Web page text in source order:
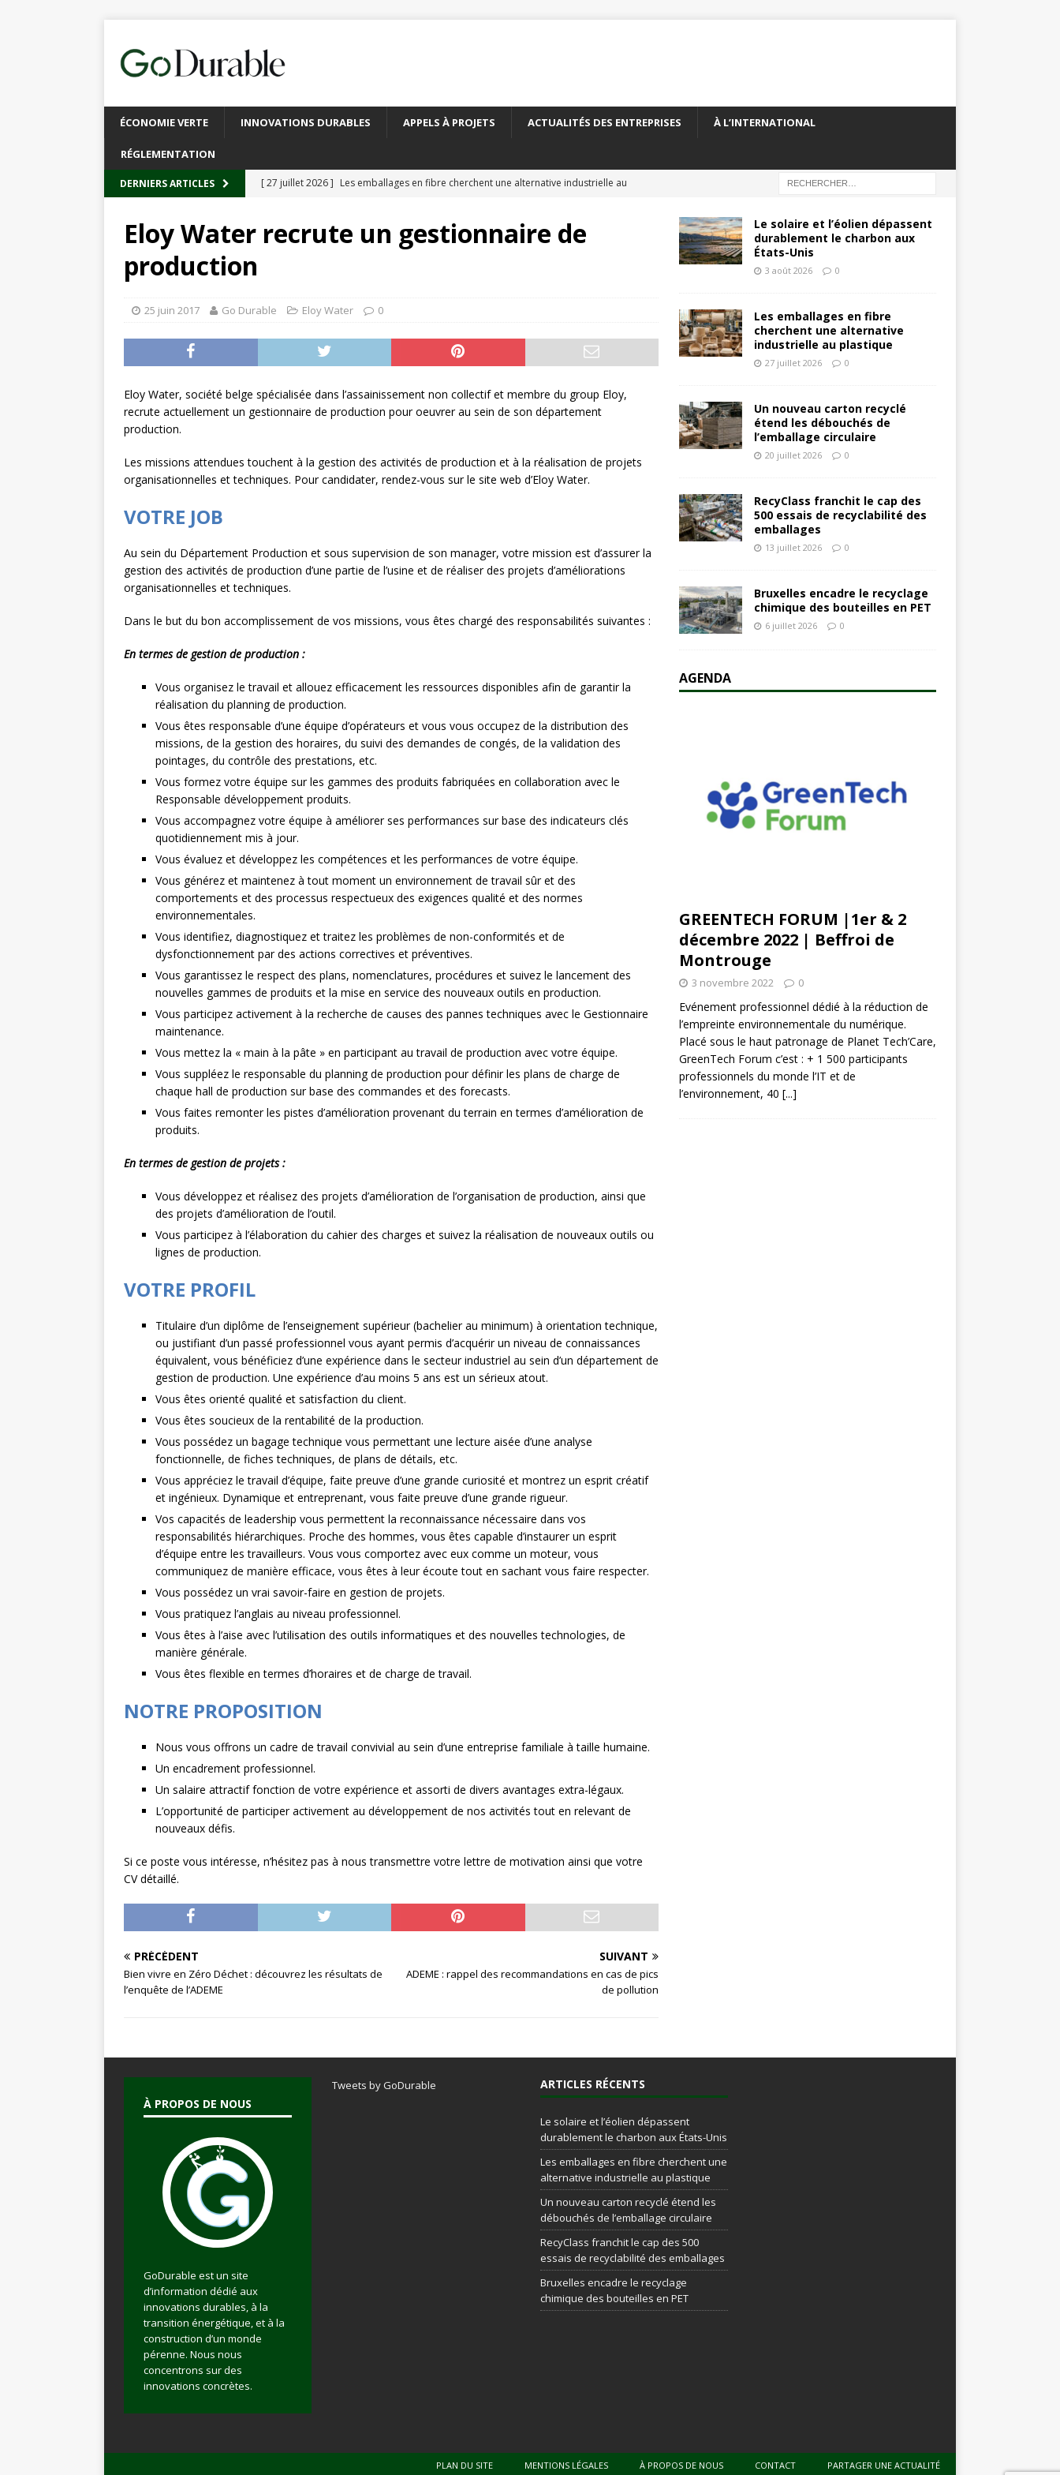
ÉCONOMIE VERTE INNOVATIONS DURABLES APPELS À PROJETS ACTUALITÉS DES ENTREPRISES À L’INTERNATIONAL
RÉGLEMENTATION
DERNIERS ARTICLES [ 27 juillet 2026 ] Les emballages en fibre cherchent une alternative industrielle au
[ 20 juillet 2026 ] Un nouveau carton recyclé étend les débouchés de l’emballage
emballages
ACTUALITÉS DES ENTREPRISES
[ 6 juillet 2026 ]
Bruxelles encadre le recyclage chimique des bouteilles en PET
L’INTERNATIONAL
[ 3 août 2026 ] Le solaire et l’éolien dépassent durablement le charbon aux États-Unis
Eloy Water recrute un gestionnaire de
production
25 juin 2017 Go Durable Eloy Water 0
Eloy Water, société belge spécialisée dans l’assainissement non collectif et membre du group Eloy,
recrute actuellement un gestionnaire de production pour oeuvrer au sein de son département
production.
Les missions attendues touchent à la gestion des activités de production et à la réalisation de projets
organisationnelles et techniques. Pour candidater, rendez-vous sur le site web d’Eloy Water.
VOTRE JOB
Au sein du Département Production et sous supervision de son manager, votre mission est d’assurer la
gestion des activités de production d’une partie de l’usine et de réaliser des projets d’améliorations
organisationnelles et techniques.
Dans le but du bon accomplissement de vos missions, vous êtes chargé des responsabilités suivantes :
En termes de gestion de production :
Vous organisez le travail et allouez efficacement les ressources disponibles afin de garantir la
réalisation du planning de production.
Vous êtes responsable d’une équipe d’opérateurs et vous vous occupez de la distribution des
missions, de la gestion des horaires, du suivi des demandes de congés, de la validation des
pointages, du contrôle des prestations, etc.
Vous formez votre équipe sur les gammes des produits fabriquées en collaboration avec le
Responsable développement produits.
Vous accompagnez votre équipe à améliorer ses performances sur base des indicateurs clés
quotidiennement mis à jour.
Vous évaluez et développez les compétences et les performances de votre équipe.
Vous générez et maintenez à tout moment un environnement de travail sûr et des
comportements et des processus respectueux des exigences qualité et des normes
environnementales.
Vous identifiez, diagnostiquez et traitez les problèmes de non-conformités et de
dysfonctionnement par des actions correctives et préventives.
Vous garantissez le respect des plans, nomenclatures, procédures et suivez le lancement des
nouvelles gammes de produits et la mise en service des nouveaux outils en production.
Vous participez activement à la recherche de causes des pannes techniques avec le Gestionnaire
maintenance.
Vous mettez la « main à la pâte » en participant au travail de production avec votre équipe.
Vous suppléez le responsable du planning de production pour définir les plans de charge de
chaque hall de production sur base des commandes et des forecasts.
Vous faites remonter les pistes d’amélioration provenant du terrain en termes d’amélioration de
produits.
En termes de gestion de projets :
Vous développez et réalisez des projets d’amélioration de l’organisation de production, ainsi que
des projets d’amélioration de l’outil.
Vous participez à l’élaboration du cahier des charges et suivez la réalisation de nouveaux outils ou
lignes de production.
VOTRE PROFIL
Titulaire d’un diplôme de l’enseignement supérieur (bachelier au minimum) à orientation technique,
ou justifiant d’un passé professionnel vous ayant permis d’acquérir un niveau de connaissances
équivalent, vous bénéficiez d’une expérience dans le secteur industriel au sein d’un département de
gestion de production. Une expérience d’au moins 5 ans est un sérieux atout.
Vous êtes orienté qualité et satisfaction du client.
Vous êtes soucieux de la rentabilité de la production.
Vous possédez un bagage technique vous permettant une lecture aisée d’une analyse
fonctionnelle, de fiches techniques, de plans de détails, etc.
Vous appréciez le travail d’équipe, faite preuve d’une grande curiosité et montrez un esprit créatif
et ingénieux. Dynamique et entreprenant, vous faite preuve d’une grande rigueur.
Vos capacités de leadership vous permettent la reconnaissance nécessaire dans vos
responsabilités hiérarchiques. Proche des hommes, vous êtes capable d’instaurer un esprit
d’équipe entre les travailleurs. Vous vous comportez avec eux comme un moteur, vous
communiquez de manière efficace, vous êtes à leur écoute tout en sachant vous faire respecter.
Vous possédez un vrai savoir-faire en gestion de projets.
Vous pratiquez l’anglais au niveau professionnel.
Vous êtes à l’aise avec l’utilisation des outils informatiques et des nouvelles technologies, de
manière générale.
Vous êtes flexible en termes d’horaires et de charge de travail.
NOTRE PROPOSITION
Nous vous offrons un cadre de travail convivial au sein d’une entreprise familiale à taille humaine.
Un encadrement professionnel.
Un salaire attractif fonction de votre expérience et assorti de divers avantages extra-légaux.
L’opportunité de participer activement au développement de nos activités tout en relevant de
nouveaux défis.
Si ce poste vous intéresse, n’hésitez pas à nous transmettre votre lettre de motivation ainsi que votre
CV détaillé.
PRÉCÉDENT
Bien vivre en Zéro Déchet : découvrez les résultats de
l’enquête de l’ADEME
SUIVANT
ADEME : rappel des recommandations en cas de pics
de pollution
Le solaire et l’éolien dépassent
durablement le charbon aux
États-Unis
3 août 2026 0
Les emballages en fibre
cherchent une alternative
industrielle au plastique
27 juillet 2026 0
Un nouveau carton recyclé
étend les débouchés de
l’emballage circulaire
20 juillet 2026 0
RecyClass franchit le cap des
500 essais de recyclabilité des
emballages
13 juillet 2026 0
Bruxelles encadre le recyclage
chimique des bouteilles en PET
6 juillet 2026 0
AGENDA
GREENTECH FORUM |1er & 2
décembre 2022 | Beffroi de
Montrouge
3 novembre 2022 0
Evénement professionnel dédié à la réduction de
l’empreinte environnementale du numérique.
Placé sous le haut patronage de Planet Tech’Care,
GreenTech Forum c’est : + 1 500 participants
professionnels du monde l’IT et de
l’environnement, 40 [...]
À PROPOS DE NOUS
GoDurable est un site
d’information dédié aux
innovations durables, à la
transition énergétique, et à la
construction d’un monde
pérenne. Nous nous
concentrons sur des
innovations concrètes.
Tweets by GoDurable ARTICLES RÉCENTS
Le solaire et l’éolien dépassent
durablement le charbon aux États-Unis
Les emballages en fibre cherchent une
alternative industrielle au plastique
Un nouveau carton recyclé étend les
débouchés de l’emballage circulaire
RecyClass franchit le cap des 500
essais de recyclabilité des emballages
Bruxelles encadre le recyclage
chimique des bouteilles en PET
PLAN DU SITE MENTIONS LÉGALES À PROPOS DE NOUS CONTACT PARTAGER UNE ACTUALITÉ